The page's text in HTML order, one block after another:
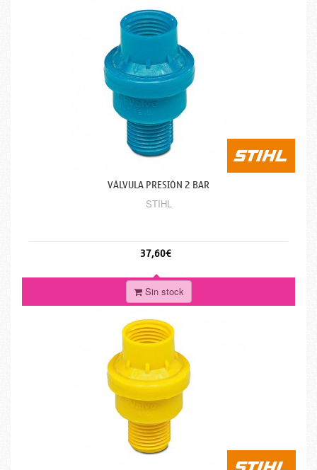
VÁLVULA PRESIÓN 2 BAR
STIHL
37,60€
Sin stock